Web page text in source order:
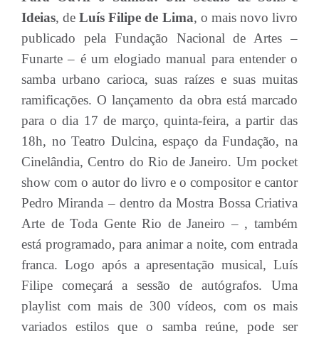
Ideias, deLuís Filipe de Lima, o mais novo livro
publicado pela Fundação Nacional de Artes –
Funarte – é um elogiado manual para entender o
samba urbano carioca, suas raízes e suas muitas
ramificações. O lançamento da obra está marcado
para o dia 17 de março, quinta-feira, a partir das
18h, no Teatro Dulcina, espaço da Fundação, na
Cinelândia, Centro do Rio de Janeiro. Um pocket
show com o autor do livro e o compositor e cantor
Pedro Miranda – dentro da Mostra Bossa Criativa
Arte de Toda Gente Rio de Janeiro – , também
está programado, para animar a noite, com entrada
franca. Logo após a apresentação musical, Luís
Filipe começará a sessão de autógrafos. Uma
playlist com mais de 300 vídeos, com os mais
variados estilos que o samba reúne, pode ser